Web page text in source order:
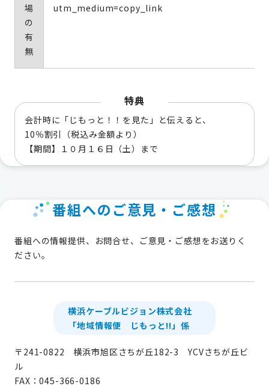
場
の
有
無
utm_medium=copy_link
特典
会計時に「じもっと！！を見た」と伝えると、
10％割引（税込み金額より）
【期間】１０月１６日（土）まで
番組へのご意見・ご感想
番組への情報提供、お問合せ、ご意見・ご感想をお送りく
ださい。
横浜ケーブルビジョン株式会社
「地域情報便 じもっと!!」係
〒241-0822 横浜市旭区さちが丘182-3 YCVさちが丘ビ
ル
FAX：045-366-0186